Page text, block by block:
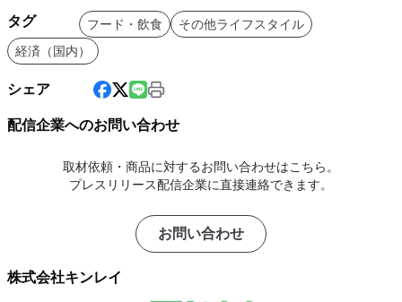
タグ フード・飲食
その他ライフスタイル
経済（国内）
シェア
配信企業へのお問い合わせ
取材依頼・商品に対するお問い合わせはこちら。
プレスリリース配信企業に直接連絡できます。
お問い合わせ
株式会社キンレイ